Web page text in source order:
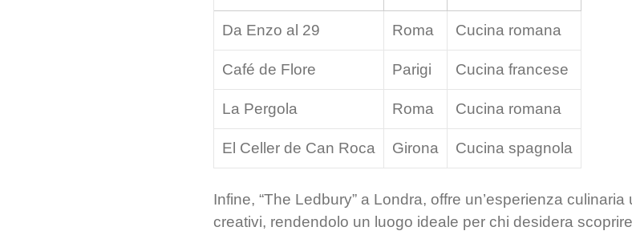
Da Enzo al 29 Roma Cucina romana
Café de Flore Parigi Cucina francese
La Pergola Roma Cucina romana
El Celler de Can Roca Girona Cucina spagnola
Infine, “The Ledbury” a Londra, offre un’esperienza
creativi, rendendolo un luogo ideale per chi desidera